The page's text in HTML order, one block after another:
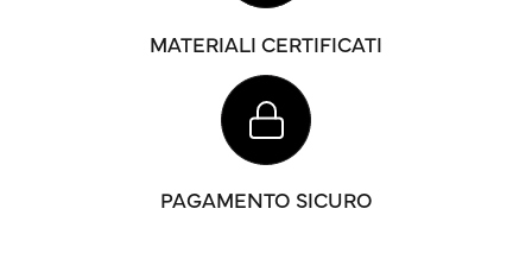
MATERIALI CERTIFICATI
PAGAMENTO SICURO